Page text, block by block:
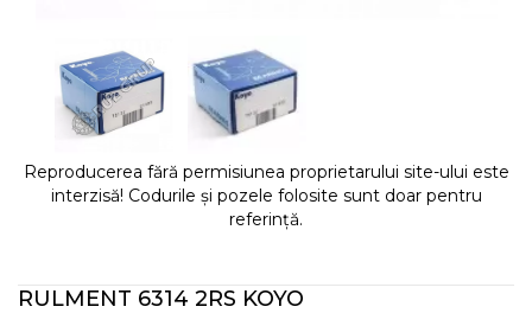
Reproducerea fără permisiunea proprietarului site-ului este
interzisă! Codurile și pozele folosite sunt doar pentru
referință.
RULMENT 6314 2RS KOYO